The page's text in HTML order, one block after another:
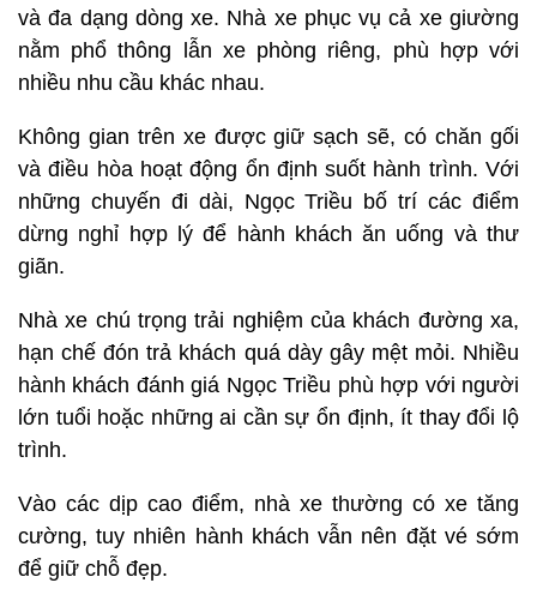
và đa dạng dòng xe. Nhà xe phục vụ cả xe giường
nằm phổ thông lẫn xe phòng riêng, phù hợp với
nhiều nhu cầu khác nhau.
Không gian trên xe được giữ sạch sẽ, có chăn gối
và điều hòa hoạt động ổn định suốt hành trình. Với
những chuyến đi dài, Ngọc Triều bố trí các điểm
dừng nghỉ hợp lý để hành khách ăn uống và thư
giãn.
Nhà xe chú trọng trải nghiệm của khách đường xa,
hạn chế đón trả khách quá dày gây mệt mỏi. Nhiều
hành khách đánh giá Ngọc Triều phù hợp với người
lớn tuổi hoặc những ai cần sự ổn định, ít thay đổi lộ
trình.
Vào các dịp cao điểm, nhà xe thường có xe tăng
cường, tuy nhiên hành khách vẫn nên đặt vé sớm
để giữ chỗ đẹp.